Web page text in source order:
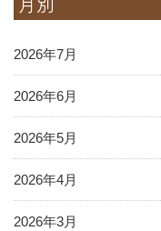
2026年7月
2026年6月
2026年5月
2026年4月
2026年3月